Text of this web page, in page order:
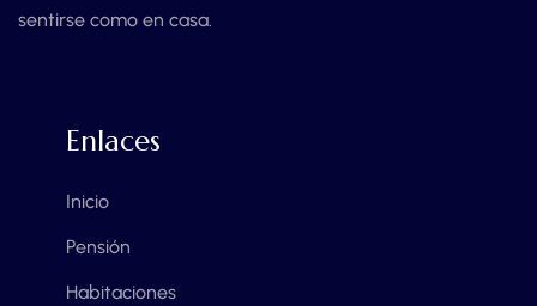
sentirse como en casa.
Enlaces
Inicio
Pensión
Habitaciones